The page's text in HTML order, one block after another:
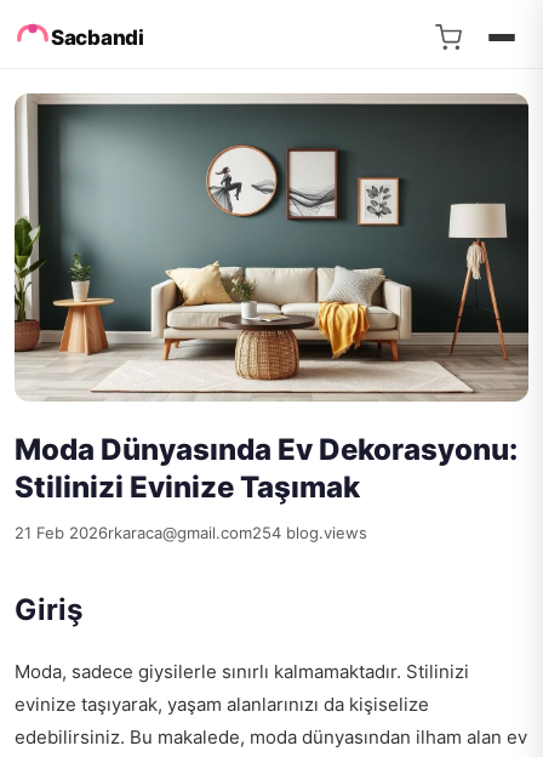
Sacbandi
Moda Dünyasında Ev Dekorasyonu:
Stilinizi Evinize Taşımak
21 Feb 2026rkaraca@gmail.com254 blog.views
Giriş
Moda, sadece giysilerle sınırlı kalmamaktadır. Stilinizi
evinize taşıyarak, yaşam alanlarınızı da kişiselize
edebilirsiniz. Bu makalede, moda dünyasından ilham alan ev